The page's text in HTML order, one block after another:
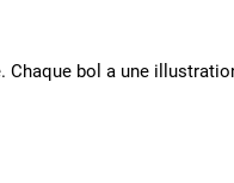
bol a une